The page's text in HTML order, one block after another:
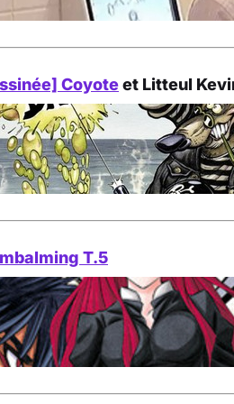
Coyoteet Litteul
T.5